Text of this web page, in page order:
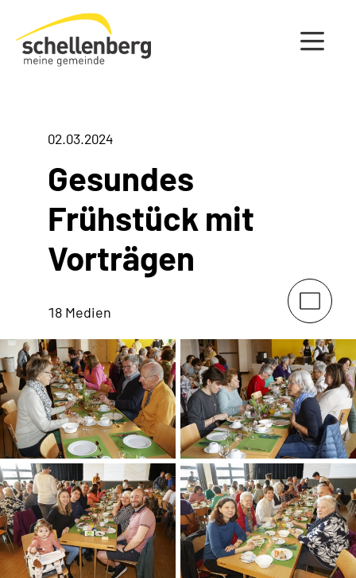
Gemeinde Schellenberg Startseite
02.03.2024
Gesundes
Frühstück mit
Vorträgen
18 Medien